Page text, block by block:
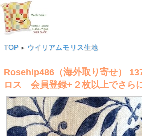
TOP > ウイリアムモリス生地
Rosehip486（海外取り寄せ）
ロス 会員登録+２枚以上でさら